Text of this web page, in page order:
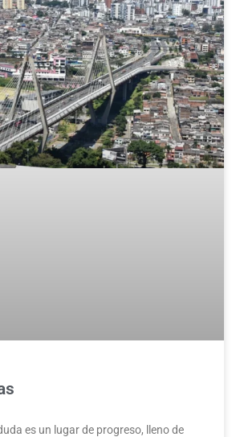
es un lugar de progreso, lleno de